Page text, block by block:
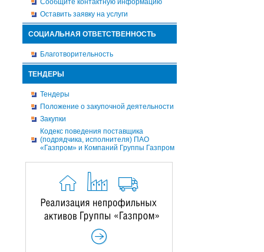
Сообщите контактную информацию
Оставить заявку на услуги
СОЦИАЛЬНАЯ ОТВЕТСТВЕННОСТЬ
Благотворительность
ТЕНДЕРЫ
Тендеры
Положение о закупочной деятельности
Закупки
Кодекс поведения поставщика
(подрядчика, исполнителя) ПАО
«Газпром» и Компаний Группы Газпром